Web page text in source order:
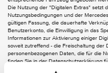
Smartphone Integration
Smartphone Integration
Smartphone Integration Apple
Telefon-Vorrüstung D-Netz
Vorrüstung für Garmin MAP
E-MOBILITY
Die Nutzung der "Digitalen Extras" setzt
Nutzungsbedingungen und der
gültigen Fassung, die dauerhafte
Benutzerkonto, die Einwilligung in das
Informationen zur Aktivierung einiger
soweit zutreffend - die Freischaltung der
personenbezogenen Daten, die für die
finden Sie in der Datenschutzerklärung
Kommunikationsmoduls zum